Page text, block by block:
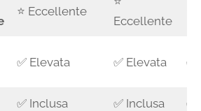
⭐ Eccellente
Eccellente
✅ Elevata ✅ Elevata ✅
✅ Inclusa ✅ Inclusa ✅